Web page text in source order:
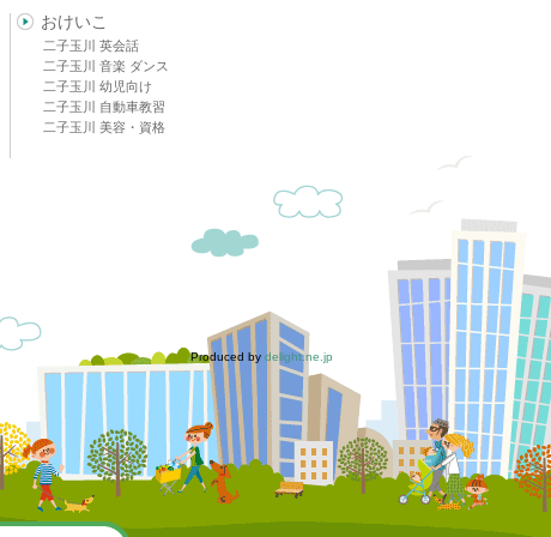
おけいこ
二子玉川 英会話
二子玉川 音楽 ダンス
二子玉川 幼児向け
二子玉川 自動車教習
二子玉川 美容・資格
Produced by delight.ne.jp